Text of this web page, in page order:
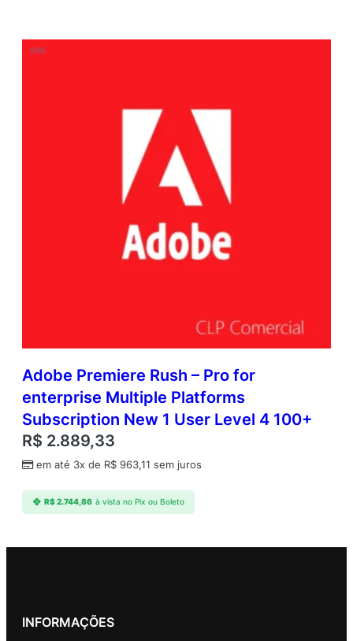
Adobe Premiere Rush – Pro for
enterprise Multiple Platforms
Subscription New 1 User Level 4 100+
R$ 2.889,33
em até 3x de R$ 963,11 sem juros
R$2.744,86 à vista no Pix ou Boleto
INFORMAÇÕES